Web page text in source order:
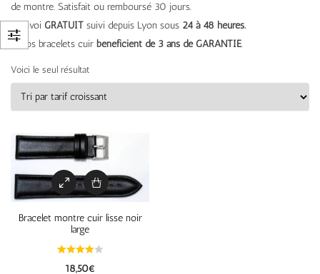
de montre. Satisfait ou remboursé 30 jours.
– Envoi GRATUIT suivi depuis Lyon sous 24 à 48 heures.
– Nos bracelets cuir bénéficient de 3 ans de GARANTIE.
Voici le seul résultat
Bracelet montre cuir lisse noir
large
18,50€